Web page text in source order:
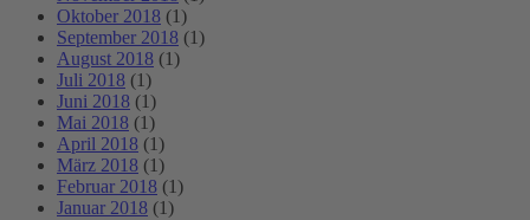
Oktober 2018 (1)
September 2018 (1)
August 2018 (1)
Juli 2018 (1)
Juni 2018 (1)
Mai 2018 (1)
April 2018 (1)
März 2018 (1)
Februar 2018 (1)
Januar 2018 (1)